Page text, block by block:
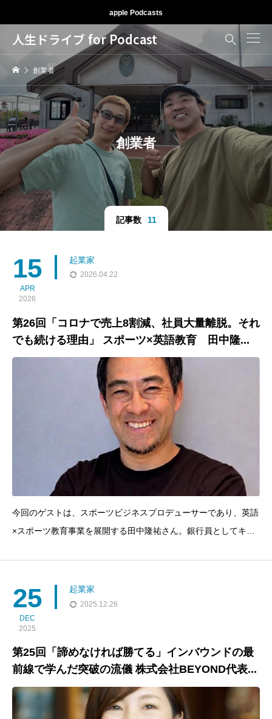
apple Podcasts
人生ドライブ for Podcast 
創業者
創業者
記事数 11
15
APR
2026
起業家
2026.04.22
第26回「コロナで売上8割減、社員大量離脱。それ
でも続ける理由」 スポーツ×英語教育 田中隆...
今回のゲストは、スポーツビジネスプロデューサーであり、英語
×スポーツ教育事業を展開する田中隆祐さん。銀行員としてキャ
関連のプロモーションに携わる中で、英語の重要性を痛感し、「
25
DEC
2025
起業家
2025.12.26
第25回「諦めなければ勝てる」インバウンドの最
前線で学んだ突破の流儀 株式会社BEYOND代表...